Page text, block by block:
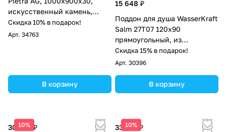
искусственный камень,
антрацитово-серый
Скидка 10% в подарок!
Арт. 34763
В корзину
15 648 ₽
Поддон для душа WasserKraft
Salm 27T07 120х90
прямоугольный, из
искусственного камня,
белый
Скидка 15% в подарок!
Арт. 30396
В корзину
10%
30 823 ₽
10%
33 015 ₽